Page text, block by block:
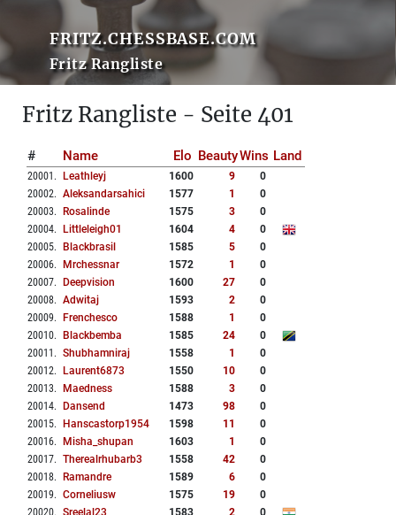
FRITZ.CHESSBASE.COM
Fritz Rangliste
Fritz Rangliste - Seite 401
# Name Elo BeautyWins Land
20001 . Leathleyj 1600 9
0
20002. Aleksandarsahici 1577 1
0
20003. Rosalinde 1575 3
0
20004. Littleleigh01 1604 4
0
20005. Blackbrasil 1585 5
0
20006. Mrchessnar 1572 1
0
20007. Deepvision 1600 27
0
20008. Adwitaj 1593 2
0
20009. Frenchesco 1588 1
0
20010. Blackbemba 1585 24
0
20011 . Shubhamniraj 1558 1
0
20012. Laurent6873 1550 10
0
20013. Maedness 1588 3
0
20014. Dansend 1473 98
0
20015. Hanscastorp1954 1598 11
0
20016. Misha_shupan 1603 1
0
20017. Therealrhubarb3 1558 42
0
20018. Ramandre 1589 6
0
20019. Corneliusw 1575 19
0